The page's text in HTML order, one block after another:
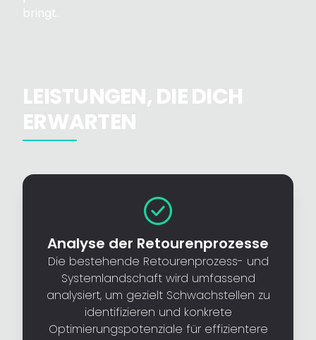
bringt.
LEISTUNGEN, DIE DICH
ERWARTEN
Analyse der Retourenprozesse
Die bestehende Retourenprozess- und
Systemlandschaft wird umfassend
analysiert, um gezielt Schwachstellen zu
identifizieren und konkrete
Optimierungspotenziale für effizientere